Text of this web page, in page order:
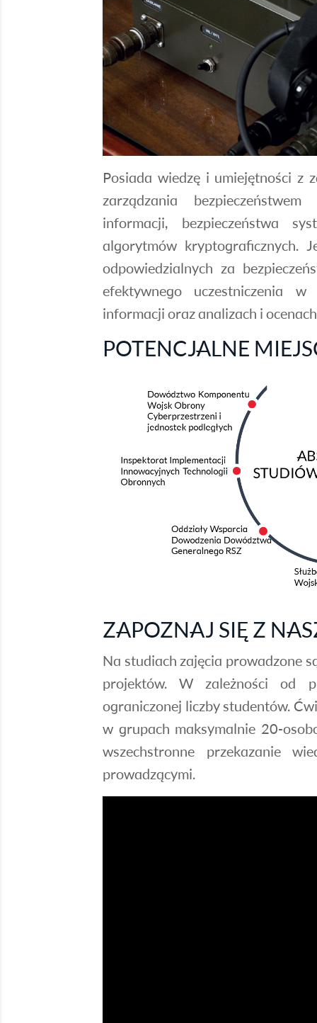
Posiada wiedzę i umiejętności z
zarządzania
informacji, bezpieczeństwa
algorytmów kryptograficznych.
odpowiedzialnych za
efektywnego uczestniczenia w
informacji oraz analizach i
POTENCJALNE
ZAPOZNAJ SIĘ Z
Na studiach zajęcia prowadzone
projektów. W zależności od
ograniczonej liczby studentów.
w grupach maksymalnie 20-
wszechstronne przekazanie
prowadzącymi.